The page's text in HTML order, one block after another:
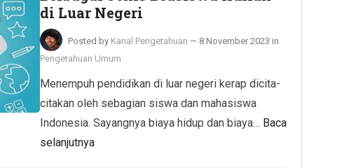
di Luar Negeri
Posted by Kanal Pengetahuan — 8 November 2023 in
Pengetahuan Umum
Menempuh pendidikan di luar negeri kerap dicita-
citakan oleh sebagian siswa dan mahasiswa
Indonesia. Sayangnya biaya hidup dan biaya… Baca
selanjutnya